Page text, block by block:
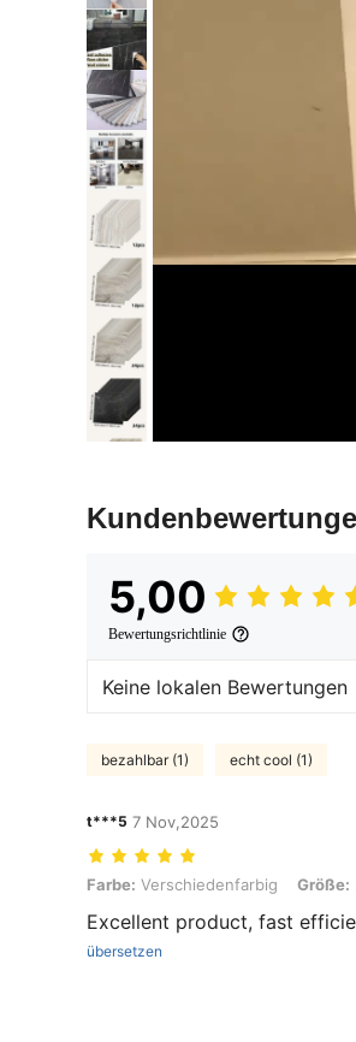
5,00
Bewertungsrichtlinie
Keine lokalen Bewertungen
bezahlbar (1) echt cool (1)
t***5 7 Nov,2025
Farbe: Verschiedenfarbig, Größe: 24
Farbe: Verschiedenfarbig Größe:
Excellent product, fast
übersetzen